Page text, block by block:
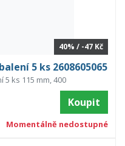
40% / -47 Kč
5 ks 2608605065
5 ks 115 mm, 400
Koupit
Momentálně nedostupné